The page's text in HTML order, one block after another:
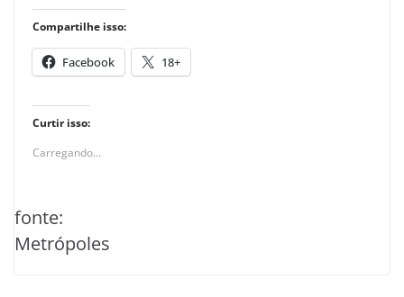
Compartilhe isso:
Facebook 18+
Curtir isso:
Carregando...
fonte:
Metrópoles